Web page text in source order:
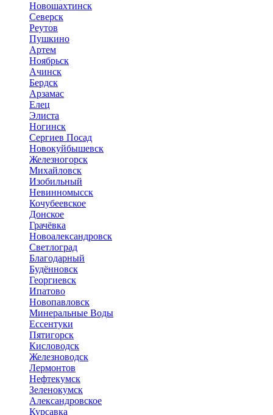
Новошахтинск
Северск
Реутов
Пушкино
Артем
Ноябрьск
Ачинск
Бердск
Арзамас
Елец
Элиста
Ногинск
Сергиев Посад
Новокуйбышевск
Железногорск
Михайловск
Изобильный
Невинномысск
Кочубеевское
Донское
Грачёвка
Новоалександровск
Светлоград
Благодарный
Будённовск
Георгиевск
Ипатово
Новопавловск
Минеральные Воды
Ессентуки
Пятигорск
Кисловодск
Железноводск
Лермонтов
Нефтекумск
Зеленокумск
Александровское
Курсавка